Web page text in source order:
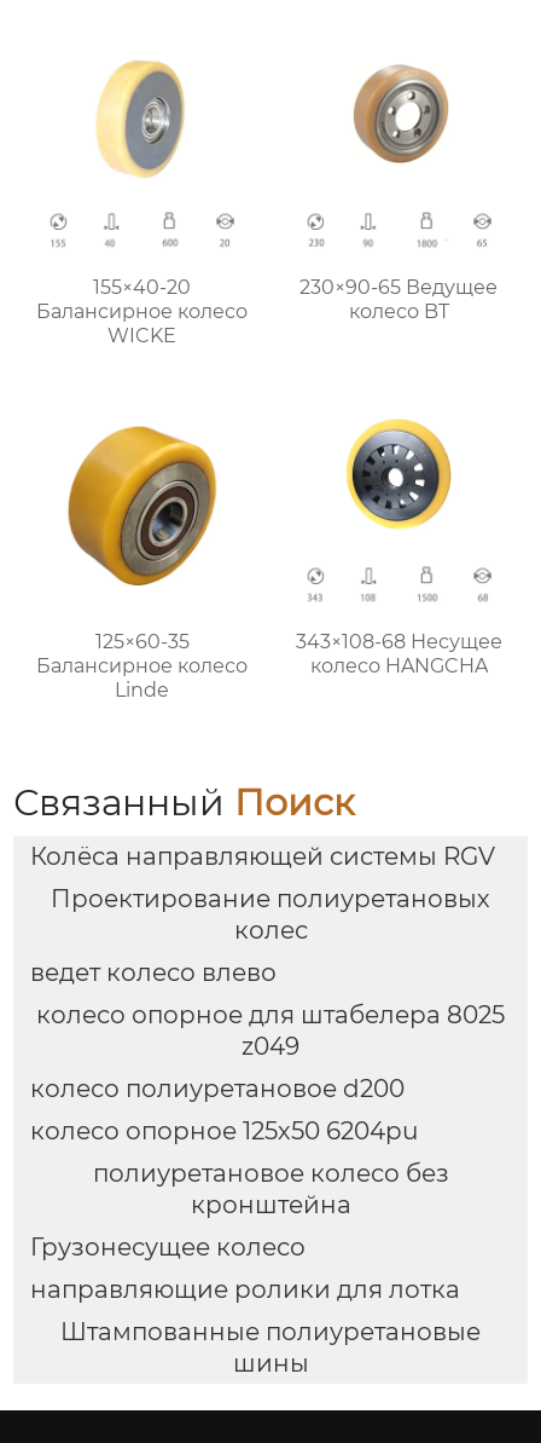
155×40-20
Балансирное колесо
WICKE
230×90-65 Ведущее
колесо BT
125×60-35
Балансирное колесо
Linde
343×108-68 Несущее
колесо HANGCHA
Связанный Поиск
Колёса направляющей системы RGV
Проектирование полиуретановых
колес
ведет колесо влево
колесо опорное для штабелера 8025
z049
колесо полиуретановое d200
колесо опорное 125х50 6204pu
полиуретановое колесо без
кронштейна
Грузонесущее колесо
направляющие ролики для лотка
Штампованные полиуретановые
шины